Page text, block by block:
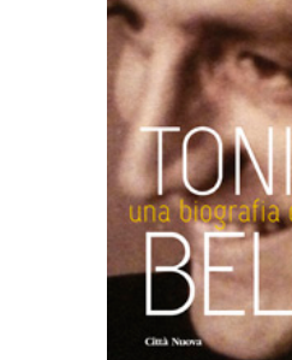
AGGIUNGI AL